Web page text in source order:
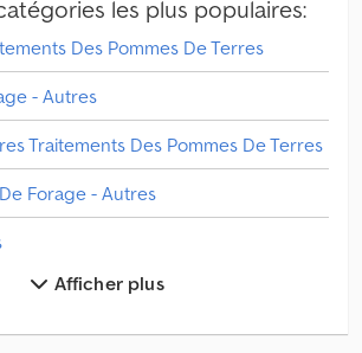
les plus populaires:
Des Pommes De Terres
- Autres
Traitements Des Pommes De Terres
Forage - Autres
De Sarclage
Afficher plus